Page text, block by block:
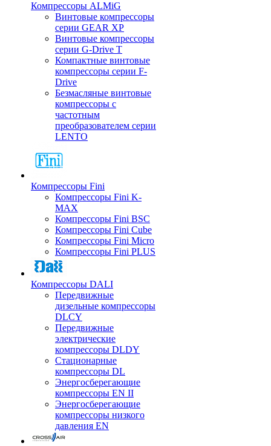
Компрессоры ALMiG
Винтовые компрессоры
серии GEAR XP
Винтовые компрессоры
серии G-Drive T
Компактные винтовые
компрессоры серии F-
Drive
Безмасляные винтовые
компрессоры с
частотным
преобразователем серии
LENTO
Компрессоры Fini
Компрессоры Fini K-
MAX
Компрессоры Fini BSC
Компрессоры Fini Cube
Компрессоры Fini Micro
Компрессоры Fini PLUS
Компрессоры DALI
Передвижные
дизельные компрессоры
DLCY
Передвижные
электрические
компрессоры DLDY
Стационарные
компрессоры DL
Энергосберегающие
компрессоры EN II
Энергосберегающие
компрессоры низкого
давления EN